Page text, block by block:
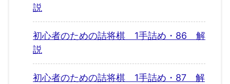
説
初心者のための詰将棋 1手詰め・86 解
説
初心者のための詰将棋 1手詰め・87 解